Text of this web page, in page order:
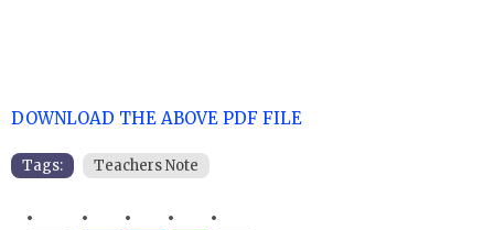
DOWNLOAD THE ABOVE PDF FILE
Tags: Teachers Note